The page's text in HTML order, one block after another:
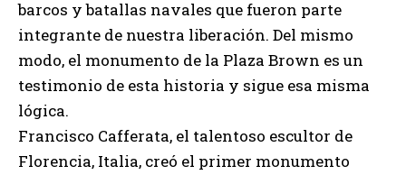
barcos y batallas navales que fueron parte
integrante de nuestra liberación. Del mismo
modo, el monumento de la Plaza Brown es un
testimonio de esta historia y sigue esa misma
lógica.
Francisco Cafferata, el talentoso escultor de
Florencia, Italia, creó el primer monumento